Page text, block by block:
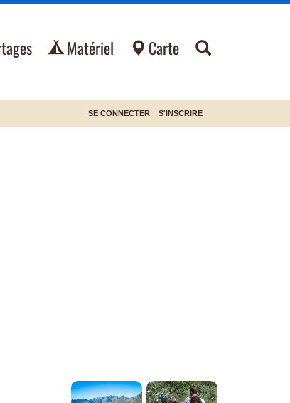
Matériel Carte
SE CONNECTER S'INSCRIRE